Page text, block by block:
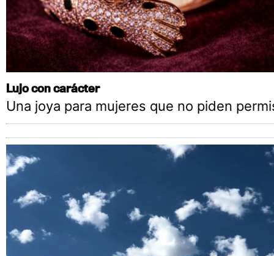
Lujo con carácter
Una joya para mujeres que no piden